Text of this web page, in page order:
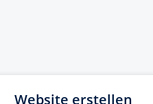
Website erstellen